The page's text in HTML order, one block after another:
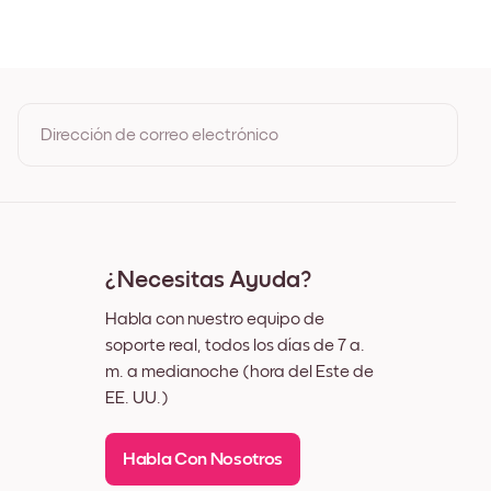
Dirección de correo electrónico
¿Necesitas Ayuda?
Habla con nuestro equipo de
soporte real, todos los días de 7 a.
m. a medianoche (hora del Este de
EE. UU.)
Habla Con Nosotros